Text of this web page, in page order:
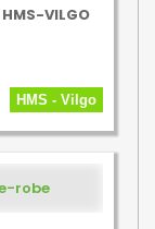
HMS-VILGO
HMS - Vilgo
robe